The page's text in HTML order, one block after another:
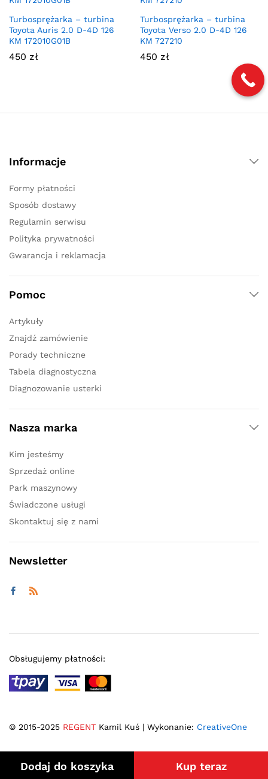
Dodaj do koszyka Kup teraz
Turbosprężarka – turbina
Toyota Auris 2.0 D-4D 126
KM 172010G01B
450 zł
Turbosprężarka – turbina
Toyota Verso 2.0 D-4D 126
KM 727210
450 zł
Informacje
Formy płatności
Sposób dostawy
Regulamin serwisu
Polityka prywatności
Gwarancja i reklamacja
Pomoc
Artykuły
Znajdź zamówienie
Porady techniczne
Tabela diagnostyczna
Diagnozowanie usterki
Nasza marka
Kim jesteśmy
Sprzedaż online
Park maszynowy
Świadczone usługi
Skontaktuj się z nami
Newsletter
© 2015-2025 REGENT Kamil Kuś | Wykonanie: CreativeOne
Obsługujemy płatności: